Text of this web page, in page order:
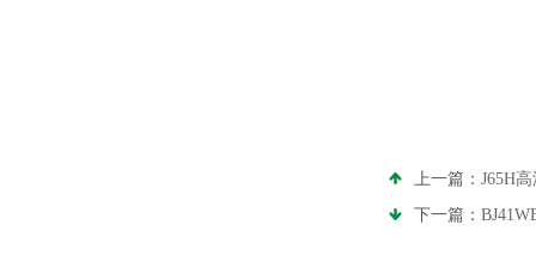
上一篇： J65H
下一篇：